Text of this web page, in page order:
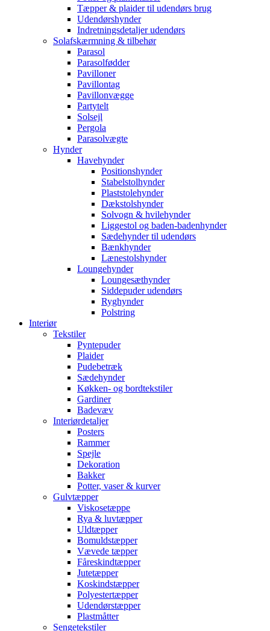
Tæpper & plaider til udendørs brug
Udendørshynder
Indretningsdetaljer udendørs
Solafskærmning & tilbehør
Parasol
Parasolfødder
Pavilloner
Pavillontag
Pavillonvægge
Partytelt
Solsejl
Pergola
Parasolvægte
Hynder
Havehynder
Positionshynder
Stabelstolhynder
Plaststolehynder
Dækstolshynder
Solvogn & hvilehynder
Liggestol og baden-badenhynder
Sædehynder til udendørs
Bænkhynder
Lænestolshynder
Loungehynder
Loungesæthynder
Siddepuder udendørs
Ryghynder
Polstring
Interiør
Tekstiler
Pyntepuder
Plaider
Pudebetræk
Sædehynder
Køkken- og bordtekstiler
Gardiner
Badevæv
Interiørdetaljer
Posters
Rammer
Spejle
Dekoration
Bakker
Potter, vaser & kurver
Gulvtæpper
Viskosetæppe
Rya & luvtæpper
Uldtæpper
Bomuldstæpper
Vævede tæpper
Fåreskindtæpper
Jutetæpper
Koskindstæpper
Polyestertæpper
Udendørstæpper
Plastmåtter
Sengetekstiler